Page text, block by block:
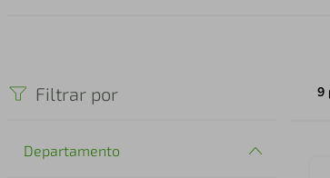
Filtrar por
Departamento
9